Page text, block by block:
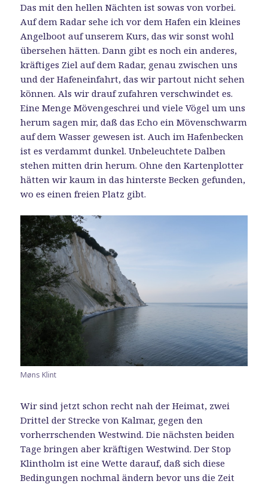
Das mit den hellen Nächten ist sowas von vorbei.
Auf dem Radar sehe ich vor dem Hafen ein kleines
Angelboot auf unserem Kurs, das wir sonst wohl
übersehen hätten. Dann gibt es noch ein anderes,
kräftiges Ziel auf dem Radar, genau zwischen uns
und der Hafeneinfahrt, das wir partout nicht sehen
können. Als wir drauf zufahren verschwindet es.
Eine Menge Mövengeschrei und viele Vögel um uns
herum sagen mir, daß das Echo ein Mövenschwarm
auf dem Wasser gewesen ist. Auch im Hafenbecken
ist es verdammt dunkel. Unbeleuchtete Dalben
stehen mitten drin herum. Ohne den Kartenplotter
hätten wir kaum in das hinterste Becken gefunden,
wo es einen freien Platz gibt.
Møns Klint
Wir sind jetzt schon recht nah der Heimat, zwei
Drittel der Strecke von Kalmar, gegen den
vorherrschenden Westwind. Die nächsten beiden
Tage bringen aber kräftigen Westwind. Der Stop
Klintholm ist eine Wette darauf, daß sich diese
Bedingungen nochmal ändern bevor uns die Zeit